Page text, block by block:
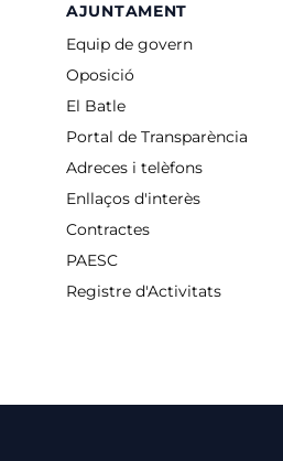
AJUNTAMENT
Equip de govern
Oposició
El Batle
Portal de Transparència
Adreces i telèfons
Enllaços d'interès
Contractes
PAESC
Registre d'Activitats